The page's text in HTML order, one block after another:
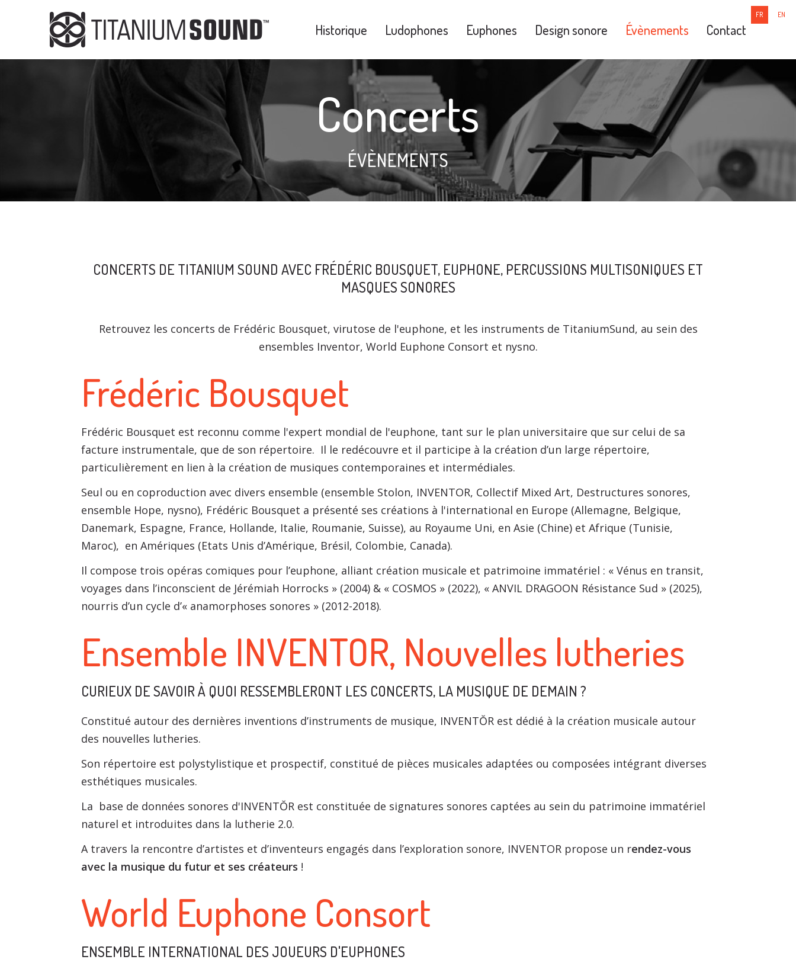
FR EN
Historique Ludophones Euphones Design sonore Évènements Contact
Concerts
ÉVÈNEMENTS
CONCERTS DE TITANIUM SOUND AVEC FRÉDÉRIC BOUSQUET, EUPHONE, PERCUSSIONS MULTISONIQUES ET
MASQUES SONORES
Retrouvez les concerts de Frédéric Bousquet, virutose de l'euphone, et les instruments de TitaniumSund, au sein des
ensembles Inventor, World Euphone Consort et nysno.
Frédéric Bousquet
Frédéric Bousquet est reconnu comme l'expert mondial de l'euphone, tant sur le plan universitaire que sur celui de sa
facture instrumentale, que de son répertoire. Il le redécouvre et il participe à la création d’un large répertoire,
particulièrement en lien à la création de musiques contemporaines et intermédiales.
Seul ou en coproduction avec divers ensemble (ensemble Stolon, INVENTOR, Collectif Mixed Art, Destructures sonores,
ensemble Hope, nysno), Frédéric Bousquet a présenté ses créations à l'international en Europe (Allemagne, Belgique,
Danemark, Espagne, France, Hollande, Italie, Roumanie, Suisse), au Royaume Uni, en Asie (Chine) et Afrique (Tunisie,
Maroc), en Amériques (Etats Unis d’Amérique, Brésil, Colombie, Canada).
Il compose trois opéras comiques pour l’euphone, alliant création musicale et patrimoine immatériel : « Vénus en transit,
voyages dans l’inconscient de Jérémiah Horrocks » (2004) & « COSMOS » (2022), « ANVIL DRAGOON Résistance Sud » (2025),
nourris d’un cycle d’« anamorphoses sonores » (2012-2018).
Ensemble INVENTOR, Nouvelles lutheries
CURIEUX DE SAVOIR À QUOI RESSEMBLERONT LES CONCERTS, LA MUSIQUE DE DEMAIN ?
Constitué autour des dernières inventions d’instruments de musique, INVENTŎR est dédié à la création musicale autour
des nouvelles lutheries.
Son répertoire est polystylistique et prospectif, constitué de pièces musicales adaptées ou composées intégrant diverses
esthétiques musicales.
La base de données sonores d'INVENTŎR est constituée de signatures sonores captées au sein du patrimoine immatériel
naturel et introduites dans la lutherie 2.0.
A travers la rencontre d’artistes et d’inventeurs engagés dans l’exploration sonore, INVENTOR propose un rendez-vous
avec la musique du futur et ses créateurs !
World Euphone Consort
ENSEMBLE INTERNATIONAL DES JOUEURS D'EUPHONES